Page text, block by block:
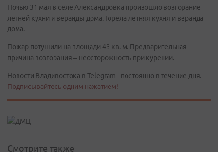
Ночью 31 мая в селе Александровка произошло возгорание
летней кухни и веранды дома. Горела летняя кухня и веранда
дома.
Пожар потушили на площади 43 кв. м. Предварительная
причина возгорания – неосторожность при курении.
Новости Владивостока в Telegram - постоянно в течение дня.
Подписывайтесь одним нажатием!
Смотрите также